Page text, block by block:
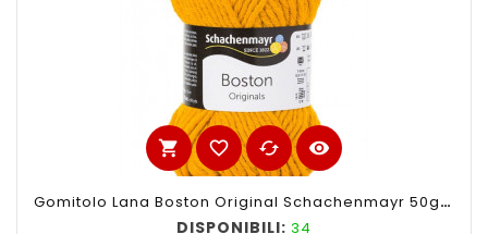
shopping_cart favorite_border cached visibility
Gomitolo Lana Boston Original Schachenmayr 50gr,Giallo Ocra 21
DISPONIBILI: 34